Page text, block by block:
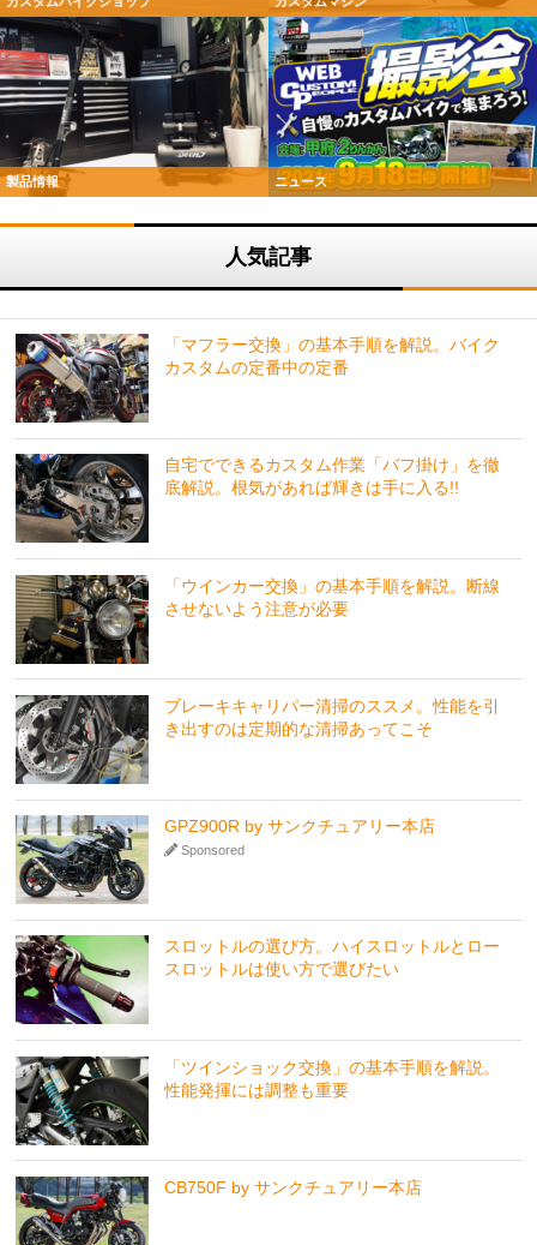
製品情報 ニュース
人気記事
「マフラー交換」の基本手順を解説。バイク
カスタムの定番中の定番
自宅でできるカスタム作業「バフ掛け」を徹
底解説。根気があれば輝きは手に入る!!
「ウインカー交換」の基本手順を解説。断線
させないよう注意が必要
ブレーキキャリパー清掃のススメ。性能を引
き出すのは定期的な清掃あってこそ
GPZ900R by サンクチュアリー本店
Sponsored
スロットルの選び方。ハイスロットルとロー
スロットルは使い方で選びたい
「ツインショック交換」の基本手順を解説。
性能発揮には調整も重要
CB750F by サンクチュアリー本店